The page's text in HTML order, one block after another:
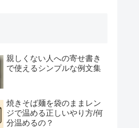
親しくない人への寄せ書き
で使えるシンプルな例文集
焼きそば麺を袋のままレン
ジで温める正しいやり方/何
分温めるの？